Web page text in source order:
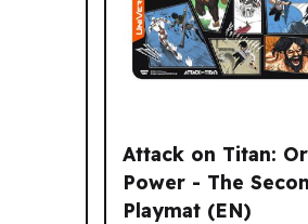
Attack on Titan:
Power - The
Playmat (EN)